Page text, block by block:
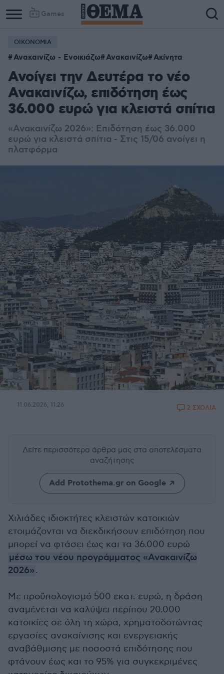
Games
ΟΙΚΟΝΟΜΙΑ
Ανακαινίζω - Ενοικιάζω Ανακαινίζω Ακίνητα
Ανοίγει την Δευτέρα το νέο
Ανακαινίζω, επιδότηση έως
36.000 ευρώ για κλειστά σπίτια
«Ανακαινίζω 2026»: Επιδότηση έως 36.000
ευρώ για κλειστά σπίτια - Στις 15/06 ανοίγει η
πλατφόρμα
11.06.2026, 11:26 2 ΣΧΟΛΙΑ
Δείτε περισσότερα άρθρα μας στα αποτελέσματα
αναζήτησης
Add Protothema.gr on Google
Χιλιάδες ιδιοκτήτες κλειστών κατοικιών
ετοιμάζονται να διεκδικήσουν επιδότηση που
μπορεί να φτάσει έως και τα 36.000 ευρώ
μέσω του νέου προγράμματος «Ανακαινίζω
2026».
Με προϋπολογισμό 500 εκατ. ευρώ, η δράση
αναμένεται να καλύψει περίπου 20.000
κατοικίες σε όλη τη χώρα, χρηματοδοτώντας
εργασίες ανακαίνισης και ενεργειακής
αναβάθμισης με ποσοστά επιδότησης που
φτάνουν έως και το 95% για συγκεκριμένες